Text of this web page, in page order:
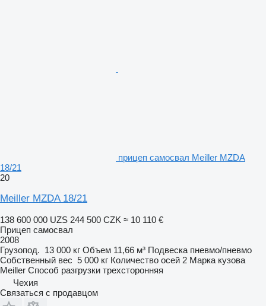
прицеп самосвал Meiller MZDA
18/21
20
Meiller MZDA 18/21
138 600 000 UZS 244 500 CZK ≈ 10 110 €
Прицеп самосвал
2008
Грузопод. 13 000 кг Объем 11,66 м³ Подвеска пневмо/пневмо
Собственный вес 5 000 кг Количество осей 2 Марка кузова
Meiller Способ разгрузки трехсторонняя
Чехия
Связаться с продавцом